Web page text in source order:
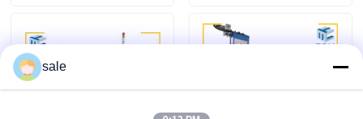
Vraag een offerte
sale